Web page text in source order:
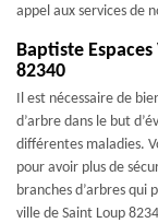
appel aux services de
Baptiste
82340
Il est nécessaire de
d’arbre dans le but
différentes maladies.
pour avoir plus de
branches d’arbres qui
ville de Saint Loup